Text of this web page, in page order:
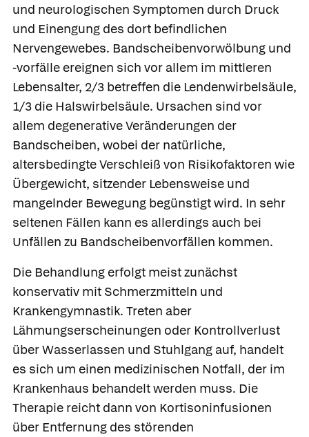
und neurologischen Symptomen durch Druck
und Einengung des dort befindlichen
Nervengewebes. Bandscheibenvorwölbung und
-vorfälle ereignen sich vor allem im mittleren
Lebensalter, 2/3 betreffen die Lendenwirbelsäule,
1/3 die Halswirbelsäule. Ursachen sind vor
allem degenerative Veränderungen der
Bandscheiben, wobei der natürliche,
altersbedingte Verschleiß von Risikofaktoren wie
Übergewicht, sitzender Lebensweise und
mangelnder Bewegung begünstigt wird. In sehr
seltenen Fällen kann es allerdings auch bei
Unfällen zu Bandscheibenvorfällen kommen.
Die Behandlung erfolgt meist zunächst
konservativ mit Schmerzmitteln und
Krankengymnastik. Treten aber
Lähmungserscheinungen oder Kontrollverlust
über Wasserlassen und Stuhlgang auf, handelt
es sich um einen medizinischen Notfall, der im
Krankenhaus behandelt werden muss. Die
Therapie reicht dann von Kortisoninfusionen
über Entfernung des störenden